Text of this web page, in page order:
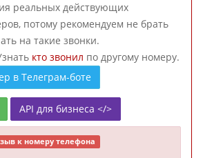
реальных действующих
потому рекомендуем не брать
на такие звонки.
кто звонил по другому номеру.
в Телеграм-боте
API для бизнеса </>
к номеру телефона